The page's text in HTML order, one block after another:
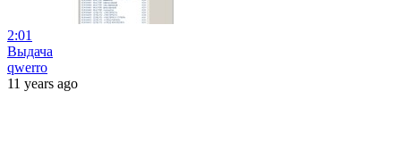
2:01
Выдача
qwerro
11 years ago